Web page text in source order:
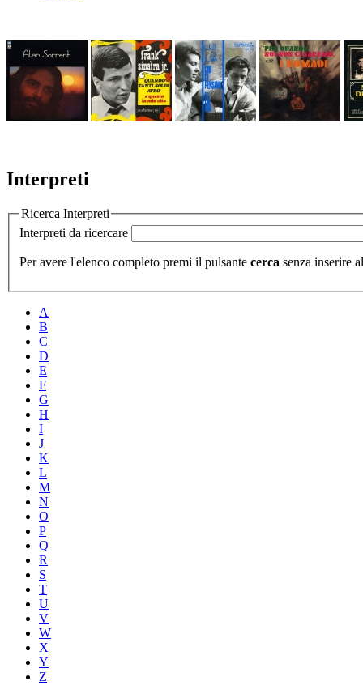
Interpreti
Ricerca Interpreti
Interpreti da ricercare
Per avere l'elenco completo premi il pulsante cerca senza inserire
A
B
C
D
E
F
G
H
I
J
K
L
M
N
O
P
Q
R
S
T
U
V
W
X
Y
Z